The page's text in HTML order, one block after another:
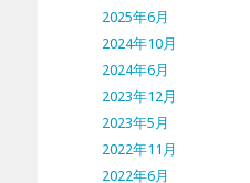
2025年6月
2024年10月
2024年6月
2023年12月
2023年5月
2022年11月
2022年6月